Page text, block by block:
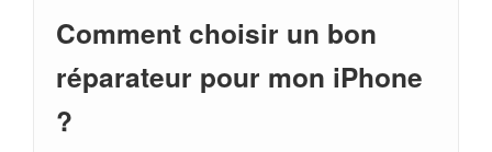
Comment choisir un bon
réparateur pour mon iPhone
?